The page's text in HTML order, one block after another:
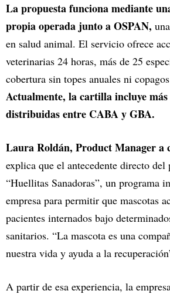
La propuesta funciona mediante
propia operada junto a OSPAN,
en salud animal. El servicio ofrece
veterinarias 24 horas, más de 25
cobertura sin topes anuales ni
Actualmente, la cartilla incluye
distribuidas entre CABA y GBA.
Laura Roldán, Product Manager a
explica que el antecedente directo del
“Huellitas Sanadoras”, un programa
empresa para permitir que mascotas
pacientes internados bajo
sanitarios. “La mascota es una
nuestra vida y ayuda a la
A partir de esa experiencia, la